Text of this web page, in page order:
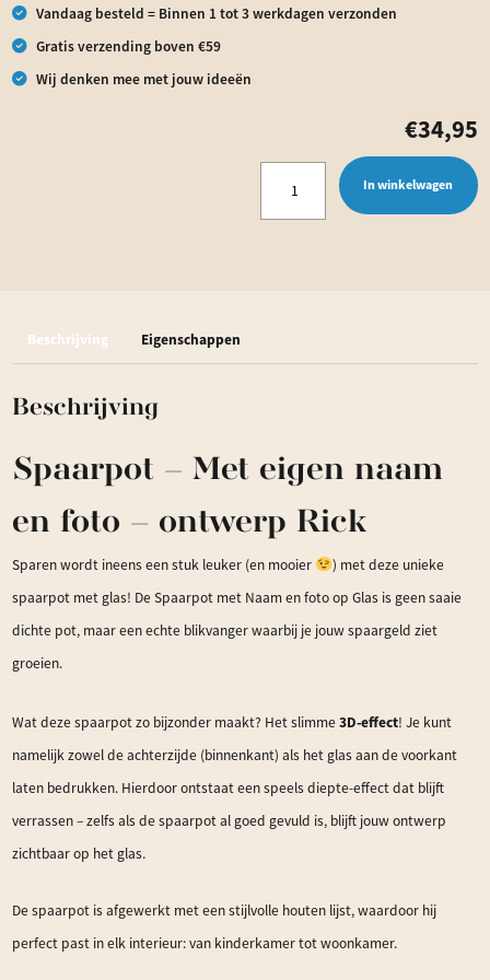
€34,95
Rick
In winkelwagen
Vandaag besteld = Binnen 1 tot 3 werkdagen verzonden
Gratis verzending boven €59
Wij denken mee met jouw ideeën
Beschrijving Eigenschappen
Beschrijving
Spaarpot – Met eigen naam
en foto – ontwerp Rick
Sparen wordt ineens een stuk leuker (en mooier
) met deze unieke
spaarpot met glas! De Spaarpot met Naam en foto op Glas is geen saaie
dichte pot, maar een echte blikvanger waarbij je jouw spaargeld ziet
groeien.
Wat deze spaarpot zo bijzonder maakt? Het slimme3D-effect! Je kunt
namelijk zowel de achterzijde (binnenkant) als het glas aan de voorkant
laten bedrukken. Hierdoor ontstaat een speels diepte-effect dat blijft
verrassen – zelfs als de spaarpot al goed gevuld is, blijft jouw ontwerp
zichtbaar op het glas.
De spaarpot is afgewerkt met een stijlvolle houten lijst, waardoor hij
perfect past in elk interieur: van kinderkamer tot woonkamer.